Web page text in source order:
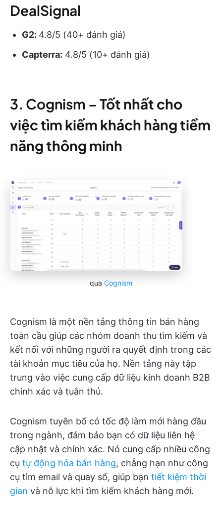
DealSignal
G2: 4.8/5 (40+ đánh giá)
Capterra: 4.8/5 (10+ đánh giá)
3. Cognism – Tốt nhất cho
việc tìm kiếm khách hàng tiềm
năng thông minh
qua Cognism
Cognism là một nền tảng thông tin bán hàng
toàn cầu giúp các nhóm doanh thu tìm kiếm và
kết nối với những người ra quyết định trong các
tài khoản mục tiêu của họ. Nền tảng này tập
trung vào việc cung cấp dữ liệu kinh doanh B2B
chính xác và tuân thủ.
Cognism tuyên bố có tốc độ làm mới hàng đầu
trong ngành, đảm bảo bạn có dữ liệu liên hệ
cập nhật và chính xác. Nó cung cấp nhiều công
cụ tự động hóa bán hàng, chẳng hạn như công
cụ tìm email và quay số, giúp bạn tiết kiệm thời
gian và nỗ lực khi tìm kiếm khách hàng mới.